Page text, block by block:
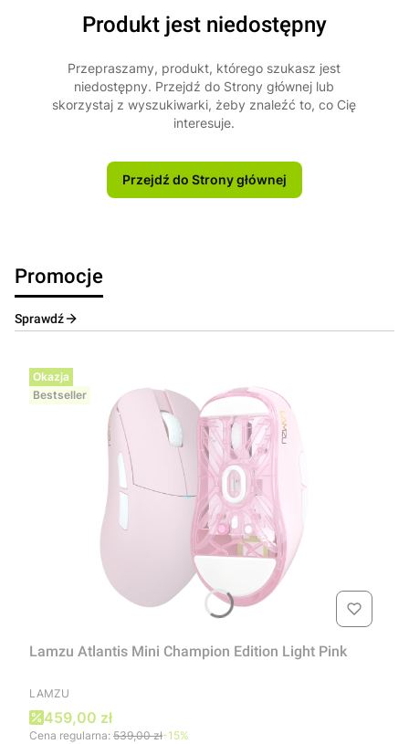
Produkt jest niedostępny
Przepraszamy, produkt, którego szukasz jest
niedostępny. Przejdź do Strony głównej lub
skorzystaj z wyszukiwarki, żeby znaleźć to, co Cię
interesuje.
Przejdź do Strony głównej
Promocje
Sprawdź
Okazja
Bestseller
Lamzu Atlantis Mini Champion Edition Light Pink
PRODUCENT
LAMZU
Cena promocyjna
459,00 zł
Cena regularna: 539,00 zł-15%